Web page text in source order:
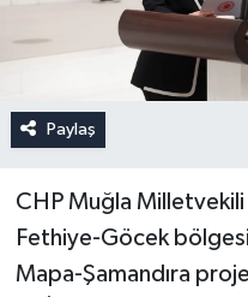
Paylaş
CHP Muğla
Fethiye-Göcek
Mapa-Şamandıra